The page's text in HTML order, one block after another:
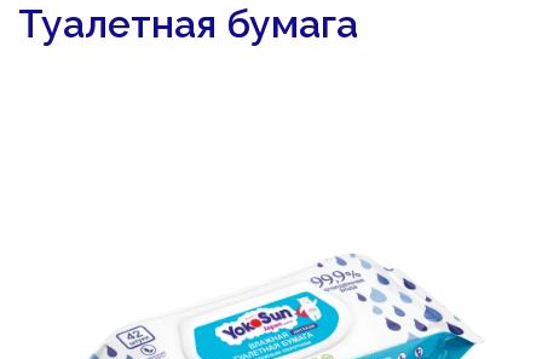
Туалетная бумага